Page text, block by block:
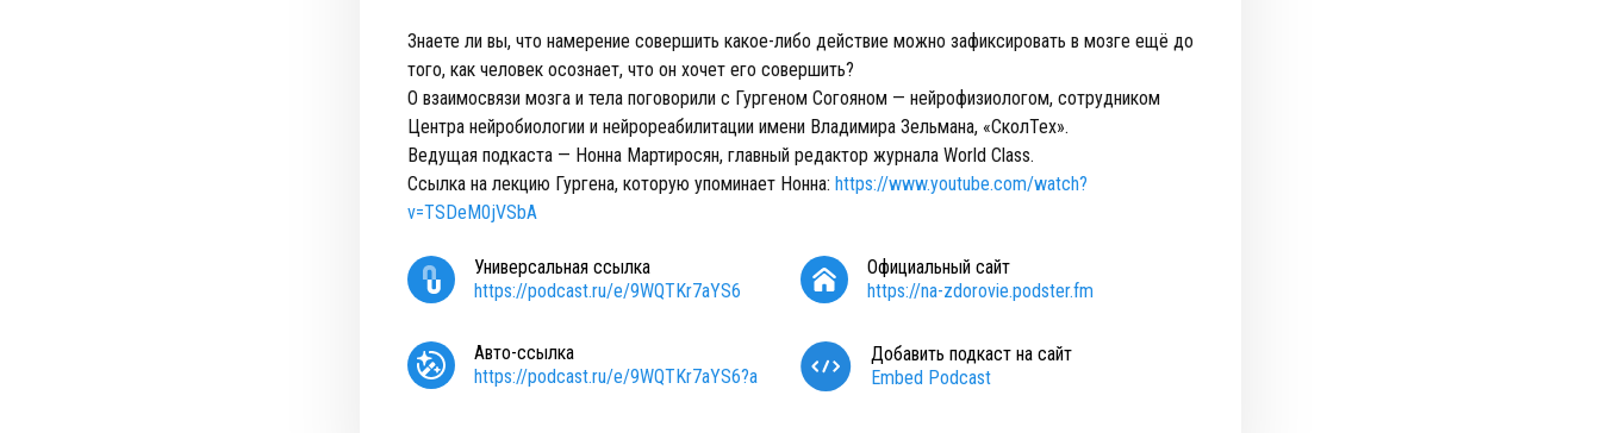
Знаете ли вы, что намерение совершить какое-либо действие можно зафиксировать в мозге ещё до
того, как человек осознает, что он хочет его совершить?
О взаимосвязи мозга и тела поговорили с Гургеном Согояном — нейрофизиологом, сотрудником
Центра нейробиологии и нейрореабилитации имени Владимира Зельмана, «СколТех».
Ведущая подкаста — Нонна Мартиросян, главный редактор журнала World Class.
Ссылка на лекцию Гургена, которую упоминает Нонна: https://www.youtube.com/watch?
v=TSDeM0jVSbA
Универсальная ссылка
https://podcast.ru/e/9WQTKr7aYS6
Официальный сайт
https://na-zdorovie.podster.fm
Авто-ссылка
https://podcast.ru/e/9WQTKr7aYS6?a
Добавить подкаст на сайт
Embed Podcast